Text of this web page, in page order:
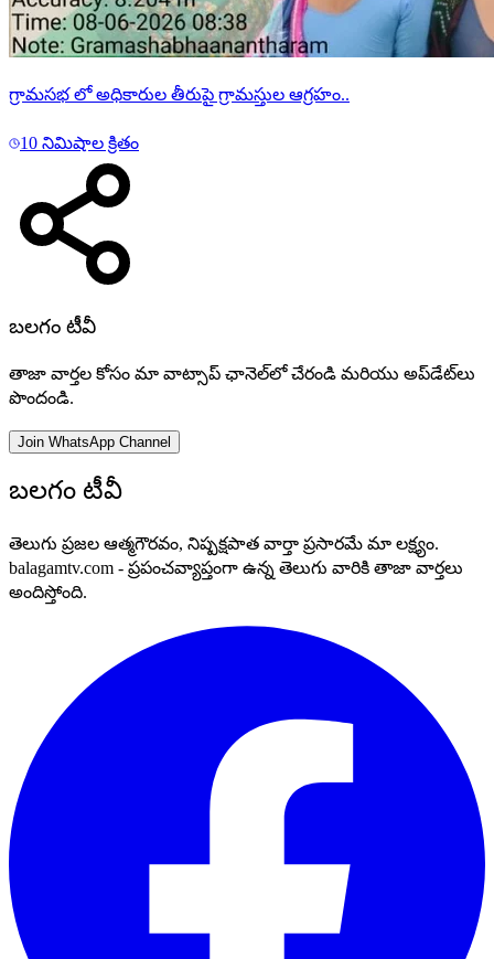
గ్రామసభ లో అధికారుల తీరుపై గ్రామస్తుల ఆగ్రహం..
10 నిమిషాల క్రితం
బలగం టీవీ
తాజా వార్తల కోసం మా వాట్సాప్ ఛానెల్‌లో చేరండి మరియు అప్‌డేట్‌లు
పొందండి.
Join WhatsApp Channel
బలగం టీవీ
తెలుగు ప్రజల ఆత్మగౌరవం, నిష్పక్షపాత వార్తా ప్రసారమే మా లక్ష్యం.
balagamtv.com - ప్రపంచవ్యాప్తంగా ఉన్న తెలుగు వారికి తాజా వార్తలు
అందిస్తోంది.